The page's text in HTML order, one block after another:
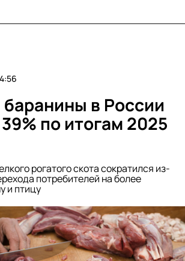
в России
по итогам 2025
рогатого скота сократился из-
потребителей на более
и птицу